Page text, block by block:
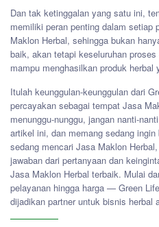
Dan tak ketinggalan yang satu ini,
memiliki peran penting dalam setiap
Maklon Herbal, sehingga bukan
baik, akan tetapi keseluruhan
mampu menghasilkan produk herbal
Itulah keunggulan-keunggulan dari
percayakan sebagai tempat Jasa
menunggu-nunggu, jangan nanti-
artikel ini, dan memang sedang
sedang mencari Jasa Maklon
jawaban dari pertanyaan dan
Jasa Maklon Herbal terbaik. Mulai
pelayanan hingga harga — Green
dijadikan partner untuk bisnis herbal